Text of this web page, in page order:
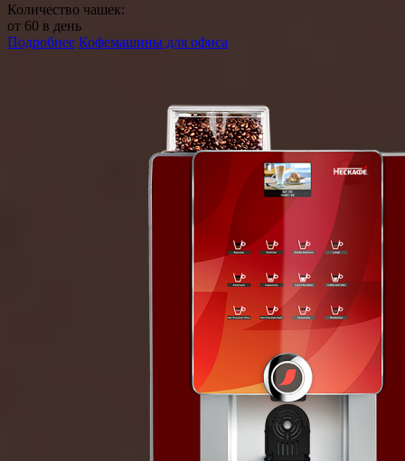
Количество чашек:
от 60 в день
Подробнее Кофемашины для офиса